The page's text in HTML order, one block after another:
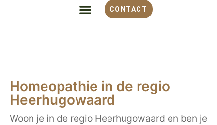
CONTACT
Homeopathie in de regio
Heerhugowaard
Woon je in de regio Heerhugowaard en ben je